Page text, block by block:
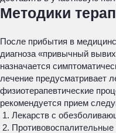
Методики
После прибытия в
диагноза «привычный
назначается
лечение предусматривает
физиотерапевтические
рекомендуется прием
Лекарств с
Противовоспалительные